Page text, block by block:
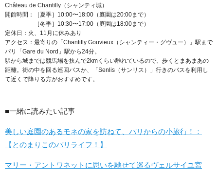
Château de Chantilly（シャンティ城）
開館時間：［夏季］10:00〜18:00（庭園は20:00まで）
［冬季］10:30〜17:00（庭園は18:00まで）
定休日：火、11月に休みあり
アクセス：最寄りの「Chantilly Gouvieux（シャンティー・グヴュー）」駅まで
パリ「Gare du Nord」駅から24分。
駅から城までは競馬場を挟んで2kmくらい離れているので、歩くとまあまあの
距離。街の中を回る巡回バスか、「Senlis（サンリス）」行きのバスを利用し
て近くで降りる方がおすすめです。
■一緒に読みたい記事
美しい庭園のあるモネの家を訪ねて、パリからの小旅行！：
【とのまりこのパリライフ！】
マリー・アントワネットに思いを馳せて巡るヴェルサイユ宮